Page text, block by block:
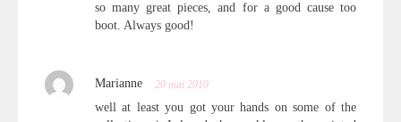
so many great pieces, and for a good cause too
boot. Always good!
Marianne 20 mai 2010
well at least you got your hands on some of the